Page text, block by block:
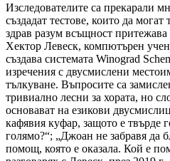
Изследователите са прекарали
създадат тестове, които да
здрав разум всъщност
Хектор Левеск, компютърен
създава системата Winograd
изречения с двусмислени
тълкуване. Въпросите са
тривиално лесни за хората, но
основават на езикови
кафявия куфар, защото е твърде
голямо?“; „Джоан не забравя да
помощ, която е оказала. Кой е